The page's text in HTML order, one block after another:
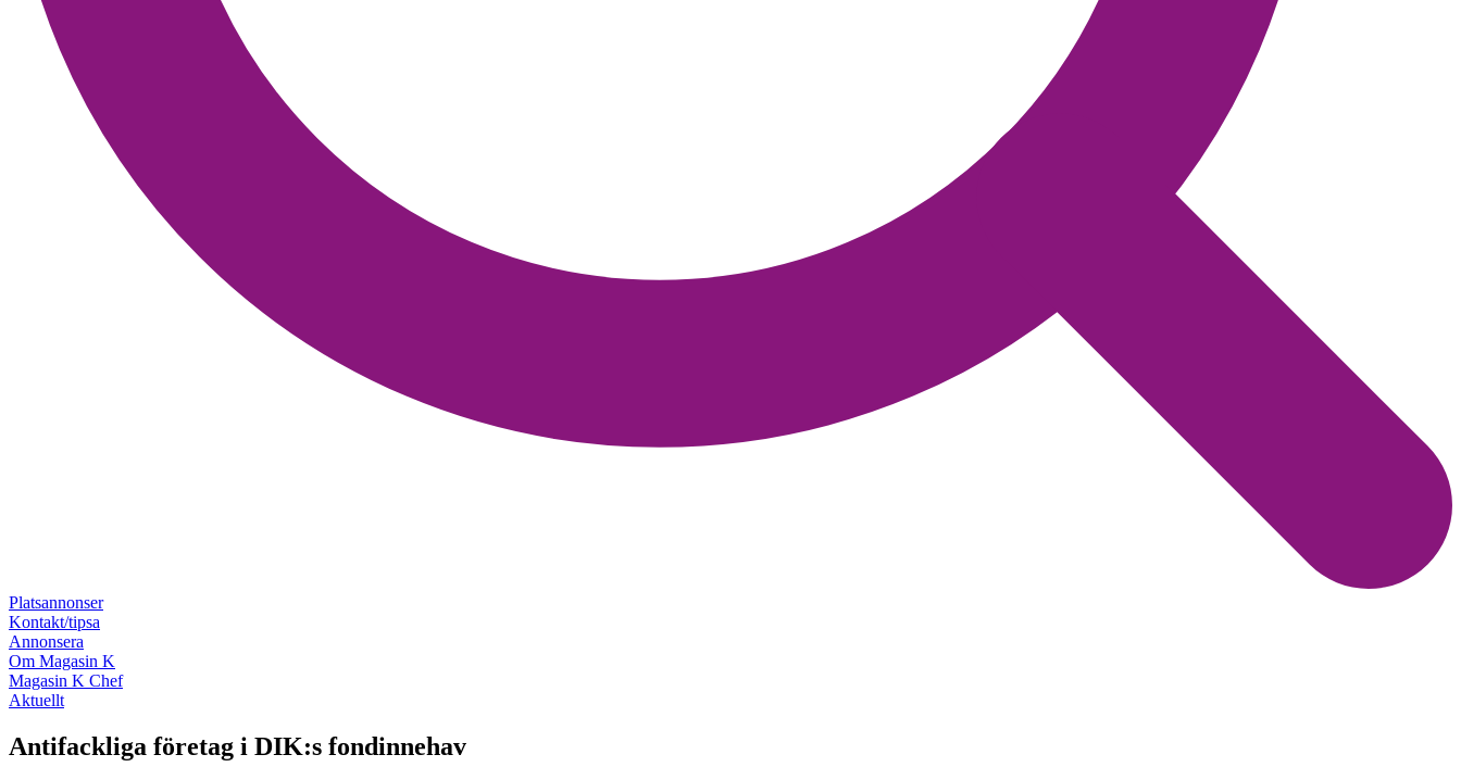
Platsannonser
Kontakt/tipsa
Annonsera
Om Magasin K
Magasin K Chef
Aktuellt
Antifackliga företag i DIK:s fondinnehav